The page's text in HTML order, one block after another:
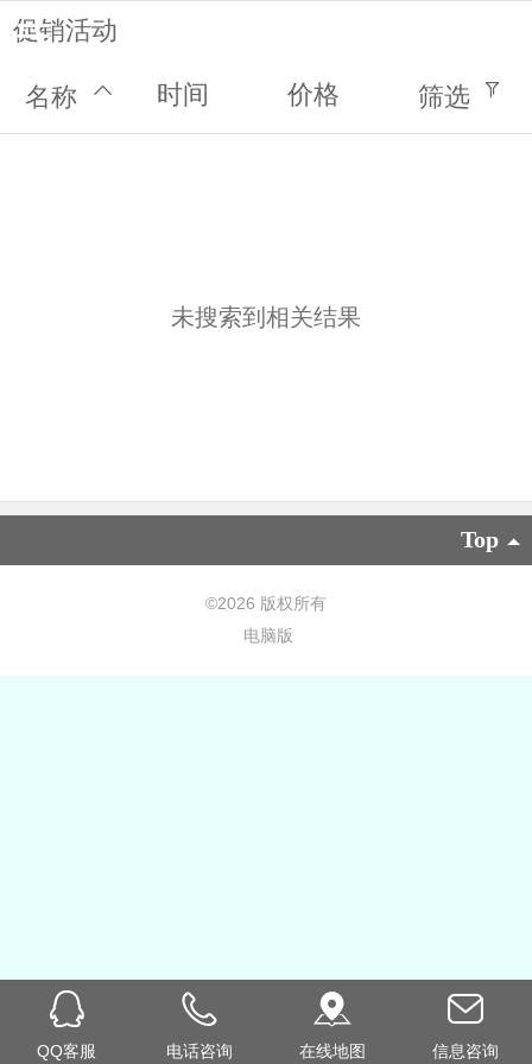
首页 新闻动态 客户案例 免费预约 关于我们
促销活动
名称 时间 价格 筛选
未搜索到相关结果
Top
©2026 版权所有
电脑版
QQ客服 电话咨询 在线地图 信息咨询